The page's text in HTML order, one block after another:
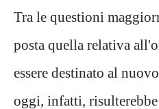
Tra le questioni
posta quella relativa
essere destinato al
oggi, infatti, risulterebbe